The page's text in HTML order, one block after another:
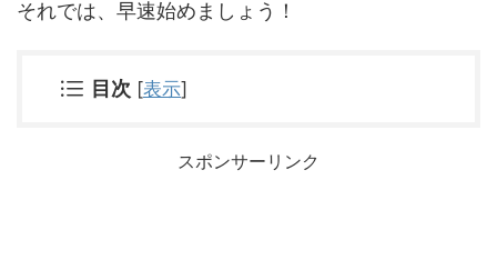
それでは、早速始めましょう！
目次 [表示]
スポンサーリンク